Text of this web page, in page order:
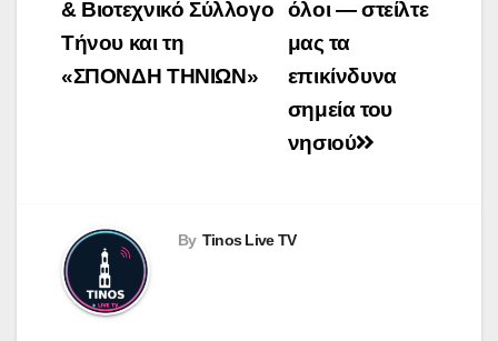
όλοι — στείλτε
μας τα
επικίνδυνα
σημεία του
νησιού
& Βιοτεχνικό Σύλλογο
Τήνου και τη
«ΣΠΟΝΔΗ ΤΗΝΙΩΝ»
By Tinos Live TV